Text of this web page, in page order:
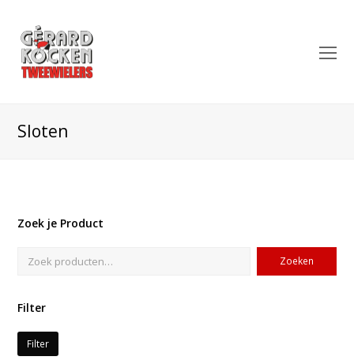
Sloten
Zoek je Product
Zoeken
Filter
Filter